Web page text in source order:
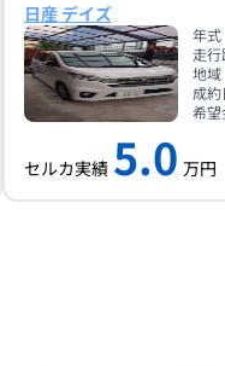
日産 デイズ
年式
走行
地域
成約
希望
セルカ実績 5.0 万円